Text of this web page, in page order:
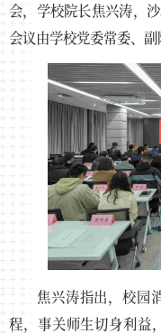
会，学校院长焦兴涛，
会议由学校党委常委、副
焦兴涛指出，校园
程，事关师生切身利益